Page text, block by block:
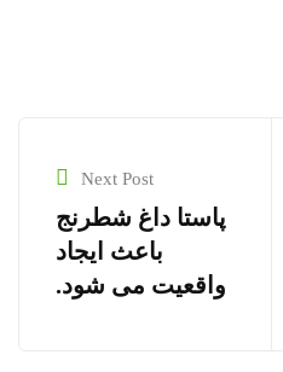
Next Post
پاستا داغ شطرنج
باعث ایجاد
واقعیت می شود.